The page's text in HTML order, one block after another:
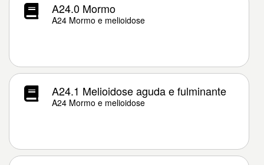
A24.0 Mormo
A24 Mormo e melioidose
A24.1 Melioidose aguda e fulminante
A24 Mormo e melioidose